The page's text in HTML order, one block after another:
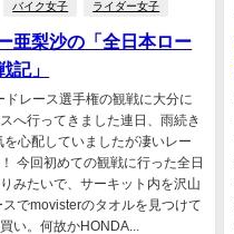
バイク女子 ライダー女子
亜梨沙の「全日本ロー
記」
ドレース選手権の観戦に大分に
へ行ってきました連日、雨続き
を心配していましたが凄いレー
今回初めての観戦に行った全日
みたいで、サーキット内を沢山
スでmovisterのタオルを見つけて
い。何故かHONDA...